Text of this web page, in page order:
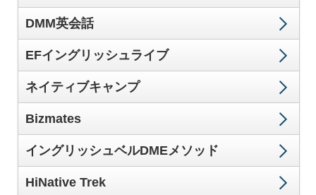
DMM英会話
EFイングリッシュライブ
ネイティブキャンプ
Bizmates
イングリッシュベルDMEメソッド
HiNative Trek